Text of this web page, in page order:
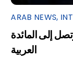
ARAB NEWS,
إلى المائدة
العربية